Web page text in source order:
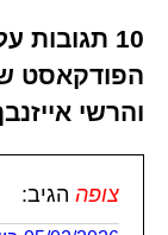
10
הפודקאסט
והרשי
צופה הגיב: